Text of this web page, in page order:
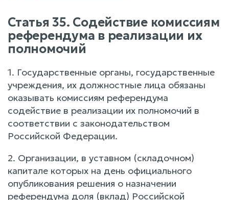
Статья 35. Содействие комиссиям
референдума в реализации их
полномочий
1. Государственные органы, государственные
учреждения, их должностные лица обязаны
оказывать комиссиям референдума
содействие в реализации их полномочий в
соответствии с законодательством
Российской Федерации.
2. Организации, в уставном (складочном)
капитале которых на день официального
опубликования решения о назначении
референдума доля (вклад) Российской